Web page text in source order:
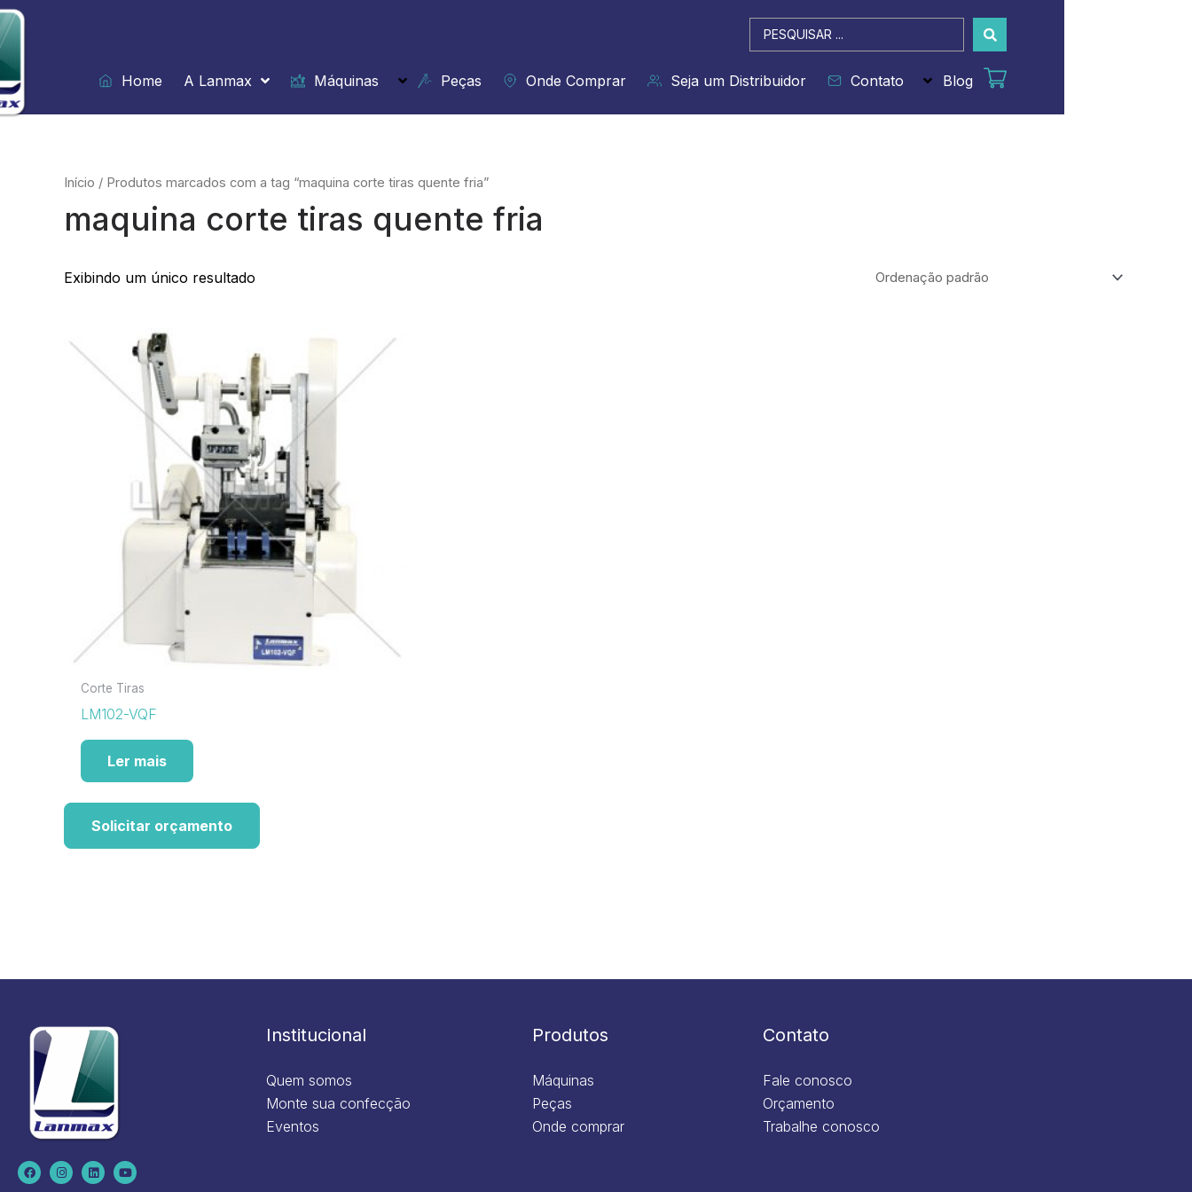
Ir
para
o
conteúdo
Pesquisar
...
Home
A Lanmax Máquinas Peças Onde Comprar Seja um Distribuidor Contato Blog
Início / Produtos marcados com a tag “maquina corte tiras quente fria”
maquina corte tiras quente fria
Exibindo um único resultado
Corte Tiras
LM102-VQF
Ler mais
Solicitar orçamento
F
a
c
I
n
s
L
i
n
Y
o
u
Institucional
Quem somos
Monte sua confecção
Eventos
Produtos
Máquinas
Peças
Onde comprar
Contato
Fale conosco
Orçamento
Trabalhe conosco